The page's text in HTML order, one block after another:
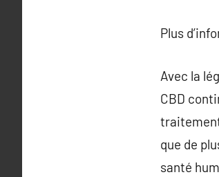
Plus
Avec la
CBD
que de
santé